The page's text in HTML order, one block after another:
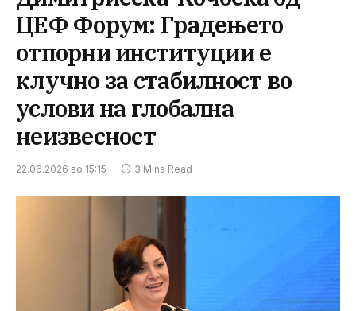
ЦЕФ Форум: Градењето
отпорни институции е
клучно за стабилност во
услови на глобална
неизвесност
22.06.2026 во 15:15 3 Mins Read